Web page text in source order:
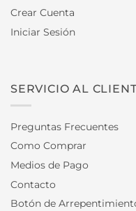
Crear Cuenta
Iniciar Sesión
SERVICIO AL
Preguntas Frecuentes
Como Comprar
Medios de Pago
Contacto
Botón de